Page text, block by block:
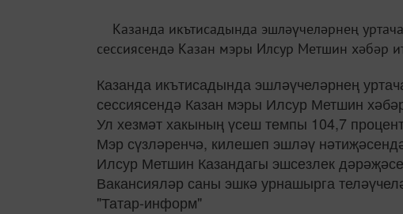
Казанда икътисадында эшләүчеләрнең
сессиясендә Казан мэры Илсур Метшин хәбәр
Казанда икътисадында эшләүчеләрнең
сессиясендә Казан мэры Илсур Метшин
Ул хезмәт хакының үсеш темпы 104,7
Мэр сүзләренчә, килешеп эшләү
Илсур Метшин Казандагы эшсезлек
Вакансияләр саны эшкә урнашырга
"Татар-информ"